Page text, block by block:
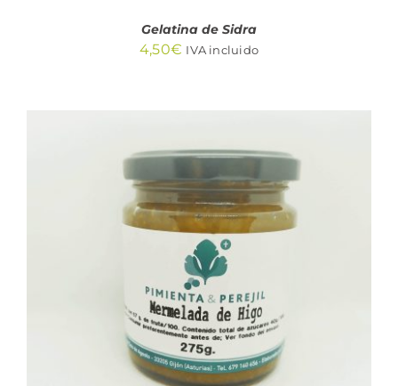
Gelatina de Sidra
4,50€ IVA incluido
AÑADIR AL CARRITO